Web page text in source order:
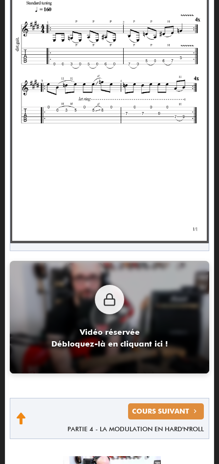
Vidéo réservée
Débloquez-là en cliquant ici !
COURS SUIVANT
PARTIE 4 - LA MODULATION EN HARD'N'ROLL